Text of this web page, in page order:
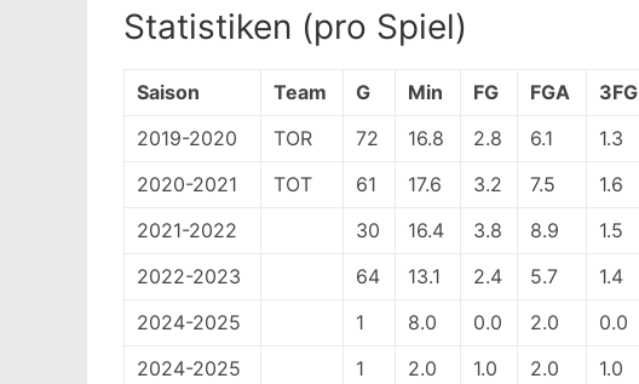
Statistiken (pro Spiel)
Saison Team G Min FG FGA 3FG
2019-2020
TOR 72 16.8 2.8 6.1 1.3
2020-2021
TOT 61 17.6 3.2 7.5 1.6
2021-2022
30 16.4 3.8 8.9 1.5
2022-2023
64 13.1 2.4 5.7 1.4
2024-2025
1 8.0 0.0 2.0 0.0
2024-2025
1 2.0 1.0 2.0 1.0